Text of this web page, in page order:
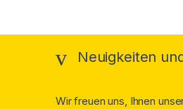
Neuigkeiten
Wir freuen uns, Ihnen